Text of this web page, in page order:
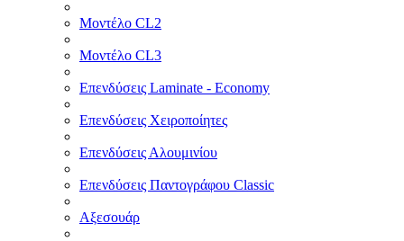
Μοντέλο CL2
Μοντέλο CL3
Επενδύσεις Laminate - Economy
Επενδύσεις Χειροποίητες
Επενδύσεις Αλουμινίου
Επενδύσεις Παντογράφου Classic
Αξεσουάρ